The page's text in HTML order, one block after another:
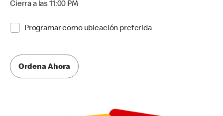
Cierra a las 11:00 PM
Programar como ubicación preferida
Ordena Ahora